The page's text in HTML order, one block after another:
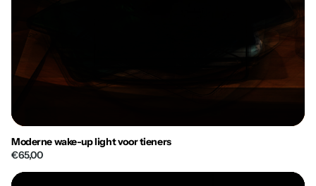
Moderne wake-up light voor tieners
€65,00